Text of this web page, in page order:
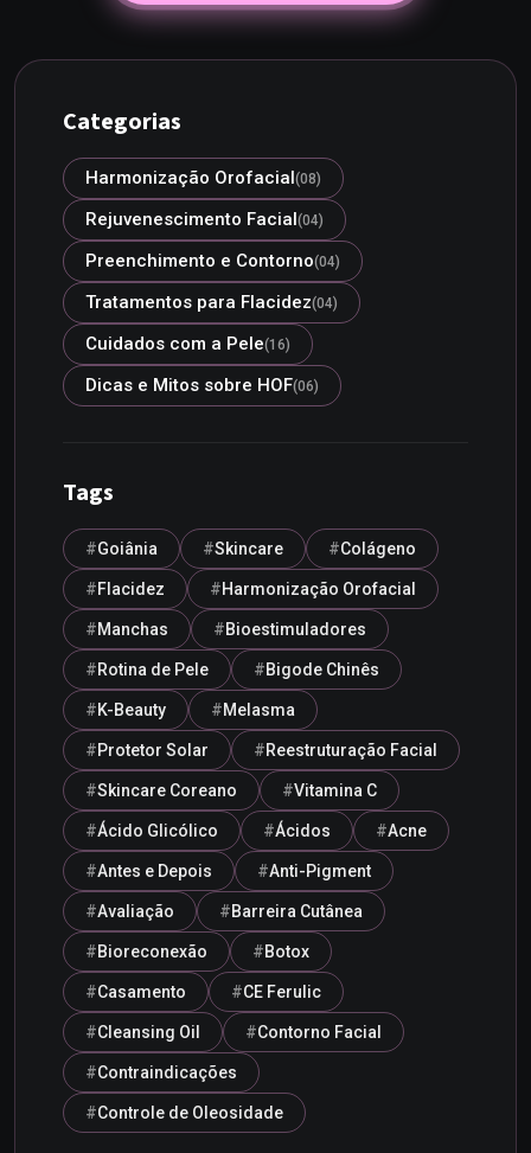
Categorias
Harmonização Orofacial(08)
Rejuvenescimento Facial(04)
Preenchimento e Contorno(04)
Tratamentos para Flacidez(04)
Cuidados com a Pele(16)
Dicas e Mitos sobre HOF(06)
Tags
Goiânia Skincare Colágeno
Flacidez Harmonização Orofacial
Manchas Bioestimuladores
Rotina de Pele Bigode Chinês
K-Beauty Melasma
Protetor Solar Reestruturação Facial
Skincare Coreano Vitamina C
Ácido Glicólico Ácidos Acne
Antes e Depois Anti-Pigment
Avaliação Barreira Cutânea
Bioreconexão Botox
Casamento CE Ferulic
Cleansing Oil Contorno Facial
Contraindicações
Controle de Oleosidade